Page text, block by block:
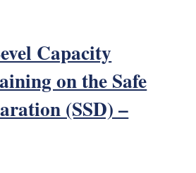
Capacity
on the Safe
(SSD) –